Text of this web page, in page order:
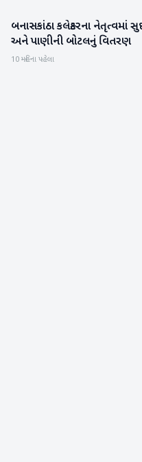
બનાસકાંઠા
બનાસકાંઠા કલેક્ટરના નેતૃત્વમાં
અને પાણીની બોટલનું વિતરણ
10 મહિના પહેલા